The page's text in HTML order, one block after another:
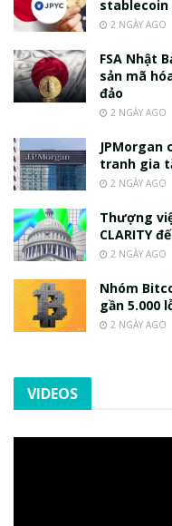
stablecoin
2 NGÀY AGO
FSA Nhật
sản mã
đảo
2 NGÀY AGO
JPMorgan
tranh gia
2 NGÀY AGO
Thượng
CLARITY
2 NGÀY AGO
Nhóm
gần 5.000
2 NGÀY AGO
VIDEOS